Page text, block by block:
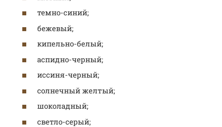
темно-синий;
бежевый;
кипельно-белый;
аспидно-черный;
иссиня-черный;
солнечный желтый;
шоколадный;
светло-серый;